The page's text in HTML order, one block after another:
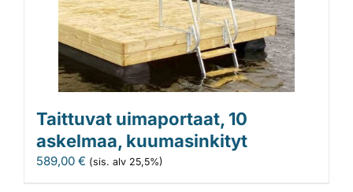
Taittuvat uimaportaat, 10
askelmaa, kuumasinkityt
589,00 € (sis. alv 25,5%)